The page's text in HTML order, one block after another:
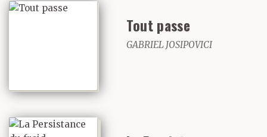
Tout passe
GABRIEL JOSIPOVICI